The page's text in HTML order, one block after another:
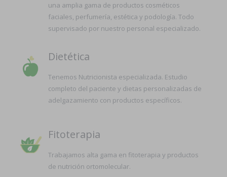
una amplia gama de productos cosméticos
faciales, perfumería, estética y podología. Todo
supervisado por nuestro personal especializado.
Dietética
Tenemos Nutricionista especializada. Estudio
completo del paciente y dietas personalizadas de
adelgazamiento con productos específicos.
Fitoterapia
Trabajamos alta gama en fitoterapia y productos
de nutrición ortomolecular.